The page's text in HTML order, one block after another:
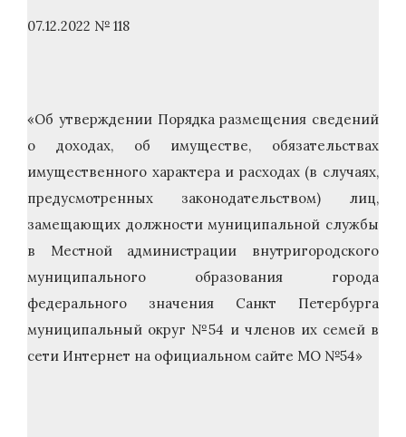
07.12.2022 № 118
«Об утверждении Порядка размещения сведений
о доходах, об имуществе, обязательствах
имущественного характера и расходах (в случаях,
предусмотренных законодательством) лиц,
замещающих должности муниципальной службы
в Местной администрации внутригородского
муниципального образования города
федерального значения Санкт Петербурга
муниципальный округ №54 и членов их семей в
сети Интернет на официальном сайте МО №54»